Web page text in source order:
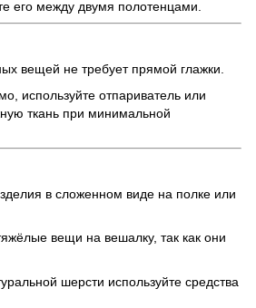
его между двумя полотенцами.
вещей не требует прямой глажки.
используйте отпариватель или
ткань при минимальной
в сложенном виде на полке или
вещи на вешалку, так как они
шерсти используйте средства